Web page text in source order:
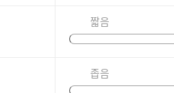
짧음
좁음